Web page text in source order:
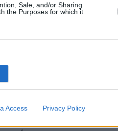
Sale, and/or Sharing
the Purposes for which it
Access Privacy Policy
της ημέρας - Τι τρώμε
χαμηλότερο επίπεδο της
η αποψίλωση στον